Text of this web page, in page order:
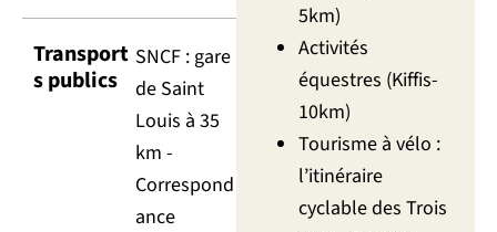
Transport
s publics
SNCF : gare
de Saint
Louis à 35
km -
Correspond
ance
5km)
Activités
équestres (Kiffis-
10km)
Tourisme à vélo :
l’itinéraire
cyclable des Trois